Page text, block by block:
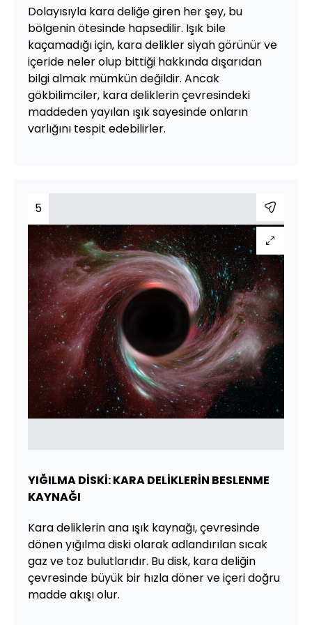
Dolayısıyla kara deliğe giren her şey, bu
bölgenin ötesinde hapsedilir. Işık bile
kaçamadığı için, kara delikler siyah görünür ve
içeride neler olup bittiği hakkında dışarıdan
bilgi almak mümkün değildir. Ancak
gökbilimciler, kara deliklerin çevresindeki
maddeden yayılan ışık sayesinde onların
varlığını tespit edebilirler.
5
YIĞILMA DİSKİ: KARA DELİKLERİN BESLENME
KAYNAĞI
Kara deliklerin ana ışık kaynağı, çevresinde
dönen yığılma diski olarak adlandırılan sıcak
gaz ve toz bulutlarıdır. Bu disk, kara deliğin
çevresinde büyük bir hızla döner ve içeri doğru
madde akışı olur.